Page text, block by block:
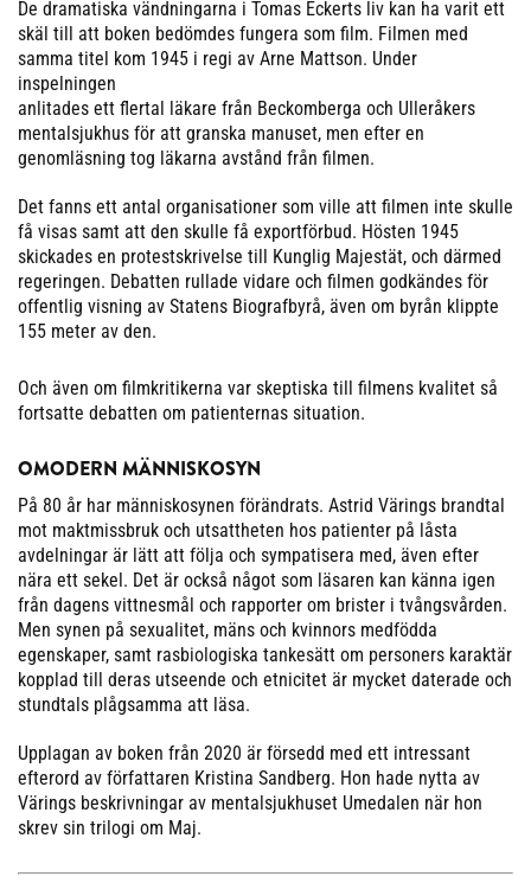
De dramatiska vändningarna i Tomas Eckerts liv kan ha varit ett
skäl till att boken bedömdes fungera som film. Filmen med
samma titel kom 1945 i regi av Arne Mattson. Under
inspelningen
anlitades ett flertal läkare från Beckomberga och Ulleråkers
mentalsjukhus för att granska manuset, men efter en
genomläsning tog läkarna avstånd från filmen.
Det fanns ett antal organisationer som ville att filmen inte skulle
få visas samt att den skulle få exportförbud. Hösten 1945
skickades en protestskrivelse till Kunglig Majestät, och därmed
regeringen. Debatten rullade vidare och filmen godkändes för
offentlig visning av Statens Biografbyrå, även om byrån klippte
155 meter av den.
Och även om filmkritikerna var skeptiska till filmens kvalitet så
fortsatte debatten om patienternas situation.
OMODERN MÄNNISKOSYN
På 80 år har människosynen förändrats. Astrid Värings brandtal
mot maktmissbruk och utsattheten hos patienter på låsta
avdelningar är lätt att följa och sympatisera med, även efter
nära ett sekel. Det är också något som läsaren kan känna igen
från dagens vittnesmål och rapporter om brister i tvångsvården.
Men synen på sexualitet, mäns och kvinnors medfödda
egenskaper, samt rasbiologiska tankesätt om personers karaktär
kopplad till deras utseende och etnicitet är mycket daterade och
stundtals plågsamma att läsa.
Upplagan av boken från 2020 är försedd med ett intressant
efterord av författaren Kristina Sandberg. Hon hade nytta av
Värings beskrivningar av mentalsjukhuset Umedalen när hon
skrev sin trilogi om Maj.